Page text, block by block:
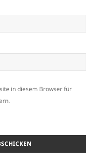
in diesem Browser für